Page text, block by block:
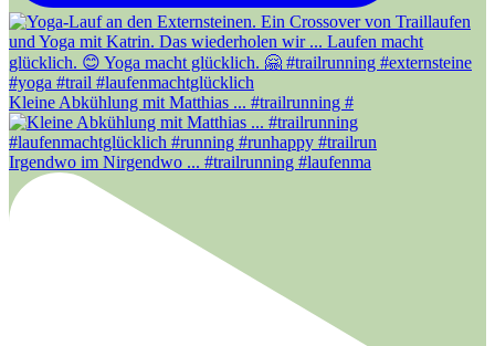
Kleine Abkühlung mit Matthias ... #trailrunning #
Irgendwo im Nirgendwo ... #trailrunning #laufenma